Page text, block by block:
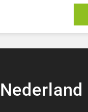
Nederland